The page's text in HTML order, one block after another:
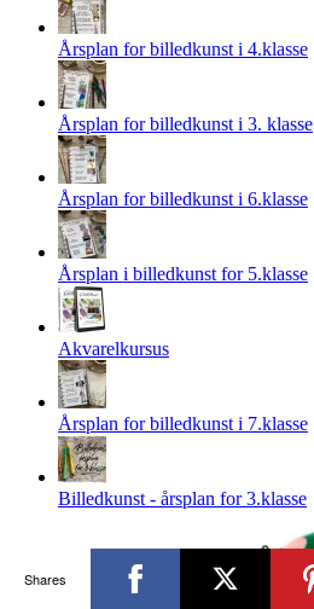
Årsplan for billedkunst i 4.klasse
Årsplan for billedkunst i 3. klasse
Årsplan for billedkunst i 6.klasse
Årsplan i billedkunst for 5.klasse
Akvarelkursus
Årsplan for billedkunst i 7.klasse
Billedkunst - årsplan for 3.klasse
Shares